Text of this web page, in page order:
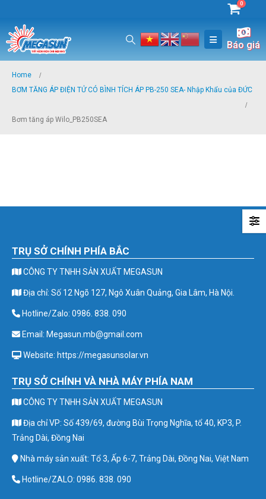
0
Báo giá
Home
BƠM TĂNG ÁP ĐIỆN TỬ CÓ BÌNH TÍCH ÁP PB-250 SEA- Nhập Khẩu của ĐỨC
Bơm tăng áp Wilo_PB250SEA
TRỤ SỞ CHÍNH PHÍA BẮC
CÔNG TY TNHH SẢN XUẤT MEGASUN
Địa chỉ: Số 12 Ngõ 127, Ngô Xuân Quảng, Gia Lâm, Hà Nội.
Hotline/Zalo: 0986. 838. 090
Email: Megasun.mb@gmail.com
Website: https://megasunsolar.vn
TRỤ SỞ CHÍNH VÀ NHÀ MÁY PHÍA NAM
CÔNG TY TNHH SẢN XUẤT MEGASUN
Địa chỉ VP: Số 439/69, đường Bùi Trọng Nghĩa, tổ 40, KP3, P.
Trảng Dài, Đồng Nai
Nhà máy sản xuất: Tổ 3, Ấp 6-7, Trảng Dài, Đồng Nai, Việt Nam
Hotline/ZALO: 0986. 838. 090